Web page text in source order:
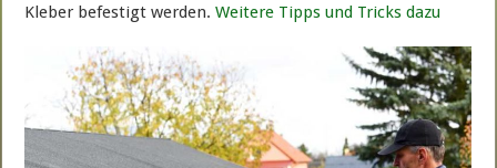
Kleber befestigt werden.Weitere Tipps und Tricks dazu